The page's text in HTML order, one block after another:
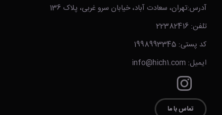
آدرس:تهران، سعادت آباد، خیابان سرو غربی، پلاک 136
تلفن: 22382416
کد پستی: 1998993345
ایمیل: info@hich1.com
تماس با ما